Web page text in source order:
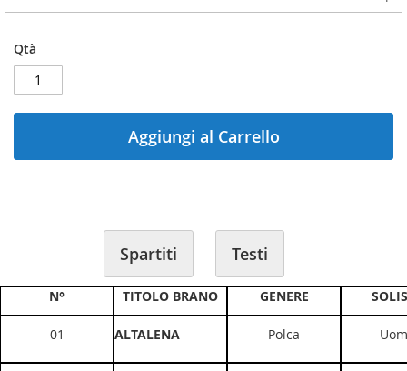
the
gallery
Qtà
Aggiungi al Carrello
Spartiti Testi
N° TITOLO BRANO GENERE
01 ALTALENA Polca